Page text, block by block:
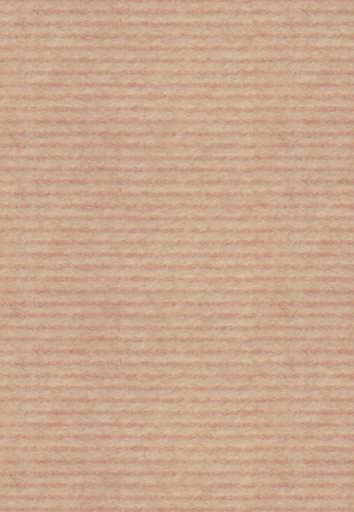
Δεν νίπτω τας χείρας μου!
Υποφέρει από άγχος; 4 συμβουλές για
παιδιά χωρίς στρες